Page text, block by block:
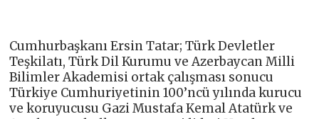
Cumhurbaşkanı Ersin Tatar; Türk Devletler
Teşkilatı, Türk Dil Kurumu ve Azerbaycan Milli
Bilimler Akademisi ortak çalışması sonucu
Türkiye Cumhuriyetinin 100’ncü yılında kurucu
ve koruyucusu Gazi Mustafa Kemal Atatürk ve